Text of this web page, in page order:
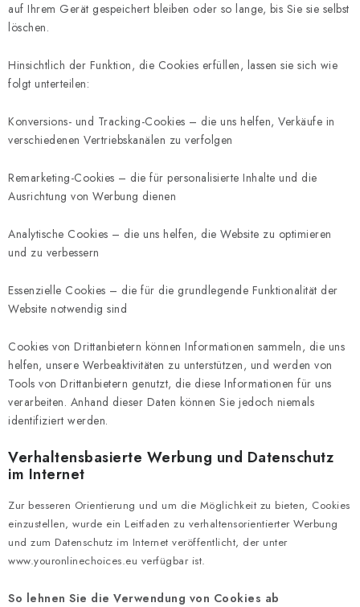
auf Ihrem Gerät gespeichert bleiben oder so lange, bis Sie sie selbst
löschen.
Hinsichtlich der Funktion, die Cookies erfüllen, lassen sie sich wie
folgt unterteilen:
Konversions- und Tracking-Cookies – die uns helfen, Verkäufe in
verschiedenen Vertriebskanälen zu verfolgen
Remarketing-Cookies – die für personalisierte Inhalte und die
Ausrichtung von Werbung dienen
Analytische Cookies – die uns helfen, die Website zu optimieren
und zu verbessern
Essenzielle Cookies – die für die grundlegende Funktionalität der
Website notwendig sind
Cookies von Drittanbietern können Informationen sammeln, die uns
helfen, unsere Werbeaktivitäten zu unterstützen, und werden von
Tools von Drittanbietern genutzt, die diese Informationen für uns
verarbeiten. Anhand dieser Daten können Sie jedoch niemals
identifiziert werden.
Verhaltensbasierte Werbung und Datenschutz
im Internet
Zur besseren Orientierung und um die Möglichkeit zu bieten, Cookies
einzustellen, wurde ein Leitfaden zu verhaltensorientierter Werbung
und zum Datenschutz im Internet veröffentlicht, der unter
www.youronlinechoices.eu verfügbar ist.
So lehnen Sie die Verwendung von Cookies ab